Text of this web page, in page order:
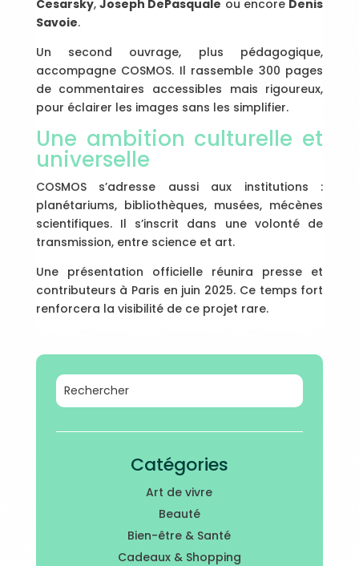
Cesarsky,Joseph DePasquale ou encore Denis
Savoie.
Un second ouvrage, plus pédagogique,
accompagne COSMOS. Il rassemble 300 pages
de commentaires accessibles mais rigoureux,
pour éclairer les images sans les simplifier.
Une ambition culturelle et
universelle
COSMOS s’adresse aussi aux institutions :
planétariums, bibliothèques, musées, mécènes
scientifiques. Il s’inscrit dans une volonté de
transmission, entre science et art.
Une présentation officielle réunira presse et
contributeurs à Paris en juin 2025. Ce temps fort
renforcera la visibilité de ce projet rare.
Catégories
Art de vivre
Beauté
Bien-être & Santé
Cadeaux & Shopping